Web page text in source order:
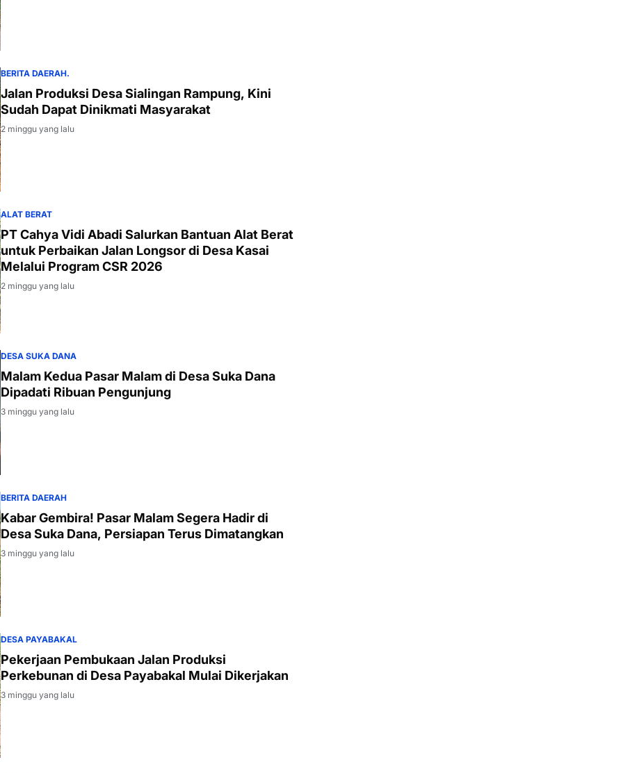
BERITA DAERAH.
Jalan Produksi Desa Sialingan Rampung, Kini
Sudah Dapat Dinikmati Masyarakat
2 minggu yang lalu
ALAT BERAT
PT Cahya Vidi Abadi Salurkan Bantuan Alat Berat
untuk Perbaikan Jalan Longsor di Desa Kasai
Melalui Program CSR 2026
2 minggu yang lalu
DESA SUKA DANA
Malam Kedua Pasar Malam di Desa Suka Dana
Dipadati Ribuan Pengunjung
3 minggu yang lalu
BERITA DAERAH
Kabar Gembira! Pasar Malam Segera Hadir di
Desa Suka Dana, Persiapan Terus Dimatangkan
3 minggu yang lalu
DESA PAYABAKAL
Pekerjaan Pembukaan Jalan Produksi
Perkebunan di Desa Payabakal Mulai Dikerjakan
3 minggu yang lalu